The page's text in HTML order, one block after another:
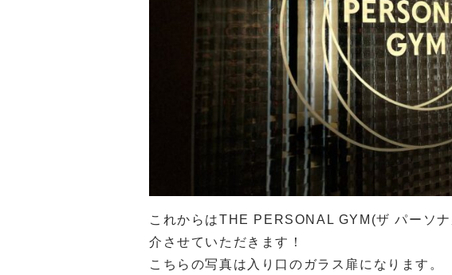
これからはTHE PERSONAL GYM(ザ パーソ
介させていただきます！
こちらの写真は入り口のガラス扉になります。